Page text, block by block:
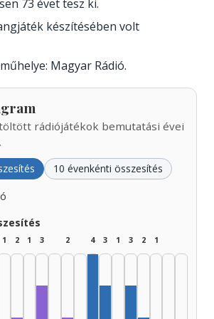
73 évet tesz ki.
készítésében volt
Magyar Rádió.
rádiójátékok bemutatási évei
10 évenkénti összesítés
1 2 1 3 2 4 3 1 3 2 1